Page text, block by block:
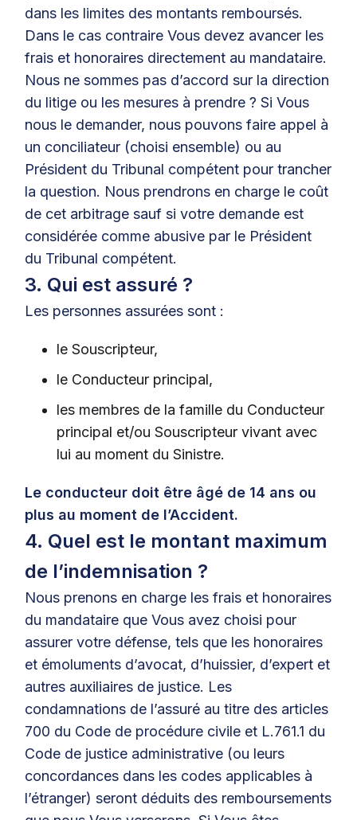
dans les limites des montants remboursés.
Dans le cas contraire Vous devez avancer les
frais et honoraires directement au mandataire.
Nous ne sommes pas d’accord sur la direction
du litige ou les mesures à prendre ? Si Vous
nous le demander, nous pouvons faire appel à
un conciliateur (choisi ensemble) ou au
Président du Tribunal compétent pour trancher
la question. Nous prendrons en charge le coût
de cet arbitrage sauf si votre demande est
considérée comme abusive par le Président
du Tribunal compétent.
3. Qui est assuré ?
Les personnes assurées sont :
le Souscripteur,
le Conducteur principal,
les membres de la famille du Conducteur
principal et/ou Souscripteur vivant avec
lui au moment du Sinistre.
Le conducteur doit être âgé de 14 ans ou
plus au moment de l’Accident.
4. Quel est le montant maximum
de l’indemnisation ?
Nous prenons en charge les frais et honoraires
du mandataire que Vous avez choisi pour
assurer votre défense, tels que les honoraires
et émoluments d’avocat, d’huissier, d’expert et
autres auxiliaires de justice. Les
condamnations de l’assuré au titre des articles
700 du Code de procédure civile et L.761.1 du
Code de justice administrative (ou leurs
concordances dans les codes applicables à
l’étranger) seront déduits des remboursements